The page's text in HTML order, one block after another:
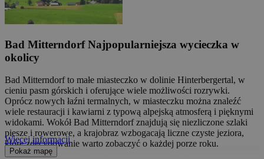
Bad MitterndorfNajpopularniejsza wycieczka w
okolicy
Bad Mitterndorf to małe miasteczko w dolinie Hinterbergertal, w
cieniu pasm górskich i oferujące wiele możliwości rozrywki.
Oprócz nowych łaźni termalnych, w miasteczku można znaleźć
wiele restauracji i kawiarni z typową alpejską atmosferą i pięknymi
widokami. Wokół Bad Mitterndorf znajdują się niezliczone szlaki
piesze i rowerowe, a krajobraz wzbogacają liczne czyste jeziora,
które zdecydowanie warto zobaczyć o każdej porze roku.
Więcej informacji
Pokaż mapę